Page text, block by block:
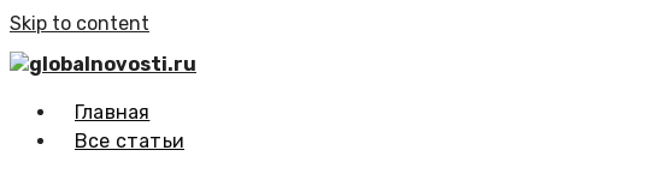
Skip to content
globalnovosti.ru
Главная
Все статьи